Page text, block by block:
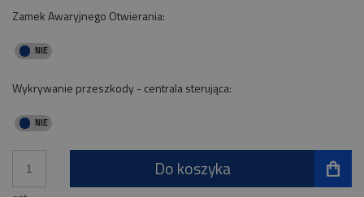
Zamek Awaryjnego Otwierania:
Wykrywanie przeszkody - centrala sterująca:
Do koszyka